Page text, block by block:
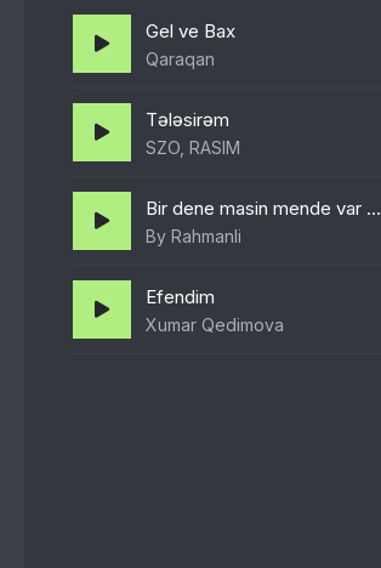
Gel ve Bax
Qaraqan
Tələsirəm
SZO, RASIM
Bir dene masin mende var bir dene masin sende var
By Rahmanli
Efendim
Xumar Qedimova